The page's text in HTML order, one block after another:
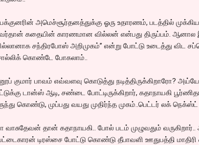
அமெச்சூர்தனத்துக்கு ஓரு உதாரணம், படத்தில்
கதையின் காரணமான வில்லன் என்பது திருப்பம். ஆனால
சந்திரபோஸ் அறிமுகம்” என்று போட்டு உடைத்து விட
கொண்டே போகலாம்..
குமார் பாவம் எவ்வளவு கொடுத்து நடித்திருக்கிறாரோ?
டான்ஸ் ஆடி, சண்டை போட்டிருக்கிறார், கதாநாயகி
கொண்டு, முப்பது வயது முதிர்ந்த முகம்..பெட்டர் லக் நெக்ஸ்ட்
வாசுதேவன் தான் கதாநாயகி.. போல் படம் முழுவதும் வருகிறார்..
டிரஸ்சை போட்டு கொண்டு தீபாவளி ஊதுபத்தி மாதிரி